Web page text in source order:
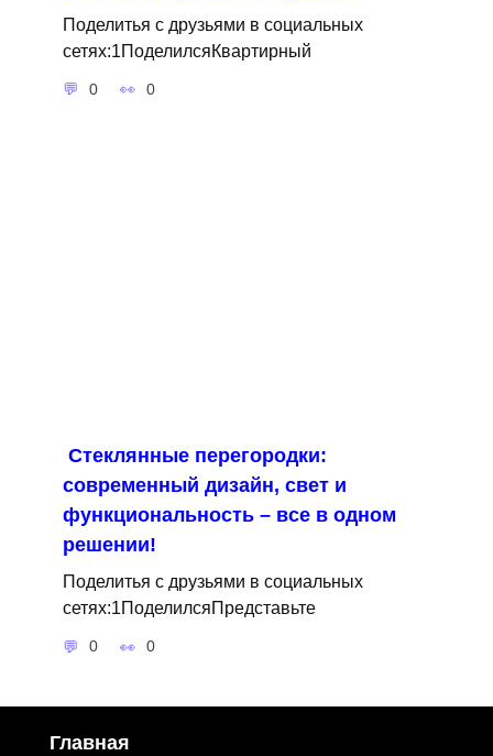
Поделитья с друзьями в социальных
сетях:1ПоделилсяКвартирный
0 0
Стеклянные перегородки:
современный дизайн, свет и
функциональность – все в одном
решении!
Поделитья с друзьями в социальных
сетях:1ПоделилсяПредставьте
0 0
Главная